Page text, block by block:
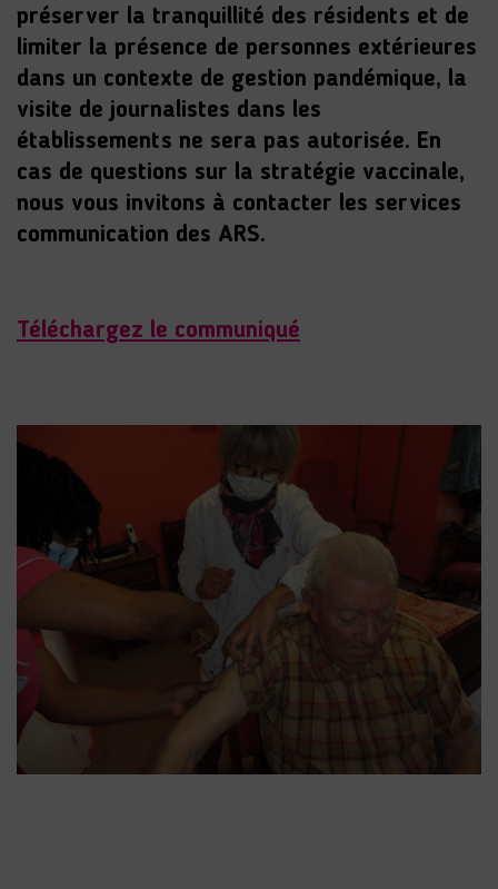
préserver la tranquillité des résidents et de
limiter la présence de personnes extérieures
dans un contexte de gestion pandémique, la
visite de journalistes dans les
établissements ne sera pas autorisée. En
cas de questions sur la stratégie vaccinale,
nous vous invitons à contacter les services
communication des ARS.
Téléchargez le communiqué